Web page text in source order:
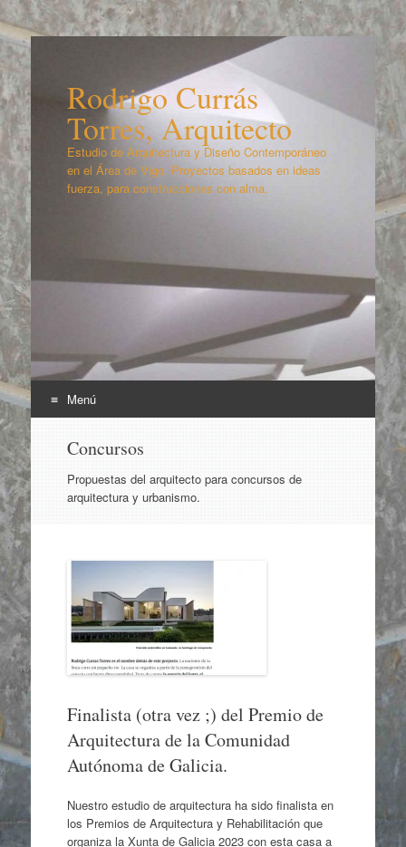
Rodrigo Currás
Torres, Arquitecto
Estudio de Arquitectura y Diseño Contemporáneo
en el Área de Vigo. Proyectos basados en ideas
fuerza, para construcciones con alma.
Menú
contenido
Concursos
Propuestas del arquitecto para concursos de
arquitectura y urbanismo.
Finalista (otra vez ;) del Premio de
Arquitectura de la Comunidad
Autónoma de Galicia.
Nuestro estudio de arquitectura ha sido finalista en
los Premios de Arquitectura y Rehabilitación que
organiza la Xunta de Galicia 2023 con esta casa a